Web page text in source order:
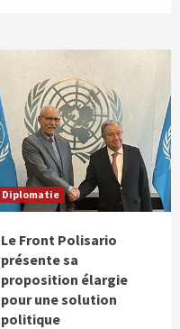
Diplomatie
Le Front Polisario
présente sa
proposition élargie
pour une solution
politique